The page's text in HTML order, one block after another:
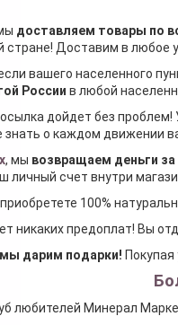
доставляем товары по
стране! Доставим в любое
вашего населенного
России в любой
дойдет без
знать о каждом движении
, мы возвращаем деньги за
личный счет внутри
100%
никаких предоплат! Вы
мы дарим подарки! Покупая
любителей Минерал